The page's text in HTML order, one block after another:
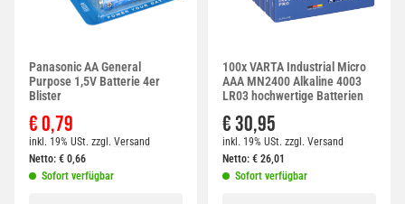
Panasonic AA General
Purpose 1,5V Batterie 4er
Blister
€ 0,79
inkl. 19% USt. zzgl. Versand
Netto: € 0,66
Sofort verfügbar
100x VARTA Industrial Micro
AAA MN2400 Alkaline 4003
LR03 hochwertige Batterien
€ 30,95
inkl. 19% USt. zzgl. Versand
Netto: € 26,01
Sofort verfügbar